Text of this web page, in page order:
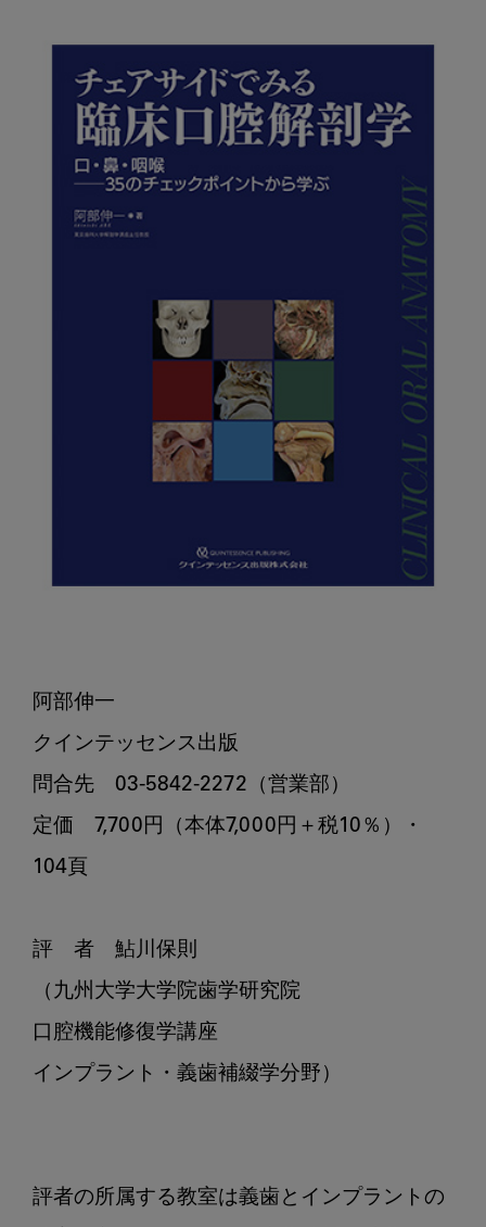
阿部伸一
クインテッセンス出版
問合先　03-5842-2272（営業部）
定価　7,700円（本体7,000円＋税10％）・
104頁
評　者　鮎川保則
（九州大学大学院歯学研究院
口腔機能修復学講座
インプラント・義歯補綴学分野）
評者の所属する教室は義歯とインプラントの